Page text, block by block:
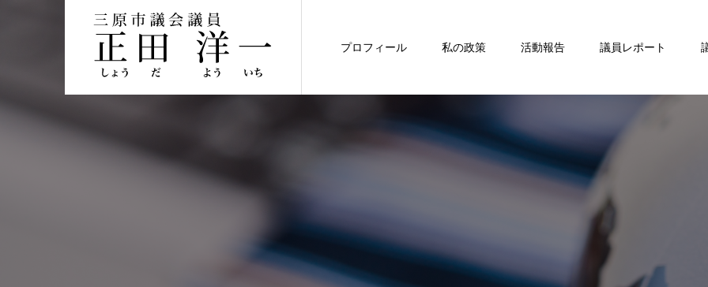
プロフィール 私の政策 活動報告 議員レポート